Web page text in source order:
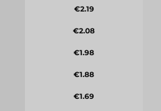
€2.19
€2.08
€1.98
€1.88
€1.69